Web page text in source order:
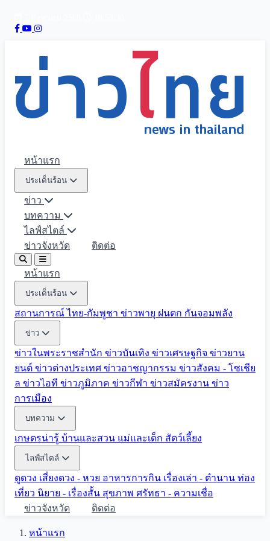
หน้าแรก
ประเด็นร้อน
ข่าว
บทความ
ไลฟ์สไตล์
ข่าวจังหวัด
ติดต่อ
หน้าแรก
ประเด็นร้อน
สถานการณ์ ไทย-กัมพูชา ข่าวพายุ ฝนตก กันจอมพลัง
ข่าว
ข่าวในพระราชสำนัก ข่าวบันเทิง ข่าวเศรษฐกิจ ข่าวยาน
ยนต์ ข่าวต่างประเทศ ข่าวอาชญากรรม ข่าวสังคม - โซเชีย
ล ข่าวไอที ข่าวภูมิภาค ข่าวกีฬา ข่าวสมัครงาน ข่าว
การเมือง
บทความ
เกษตรน่ารู้ บ้านและสวน แม่และเด็ก สัตว์เลี้ยง
ไลฟ์สไตล์
ดูดวง เสี่ยงดวง - หวย อาหารการกิน เรื่องเล่า - ตำนาน ท่อง
เที่ยว นิยาย - เรื่องสั้น สุขภาพ ศรัทธา - ความเชื่อ
ข่าวจังหวัด
ติดต่อ
หน้าแรก